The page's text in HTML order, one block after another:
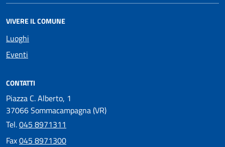
VIVERE IL COMUNE
Luoghi
Eventi
CONTATTI
Piazza C. Alberto, 1
37066 Sommacampagna (VR)
Tel.045 8971311
Fax045 8971300